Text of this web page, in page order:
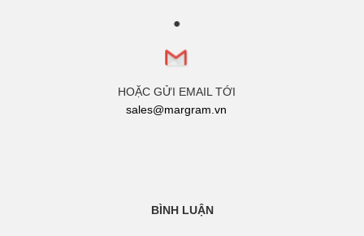
HOẶC GỬI EMAIL TỚI
sales@margram.vn
BÌNH LUẬN